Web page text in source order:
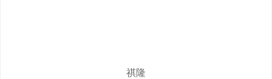
祺隆